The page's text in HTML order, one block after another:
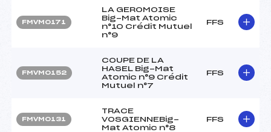
FMVM0171
LA GEROMOISE
Big-Mat Atomic
n°10 Crédit Mutuel
n°9
FFS
FMVM0152
COUPE DE LA
HASEL Big-Mat
Atomic n°9 Crédit
Mutuel n°7
FFS
FMVM0131
TRACE
VOSGIENNEBig-
Mat Atomic n°8
FFS